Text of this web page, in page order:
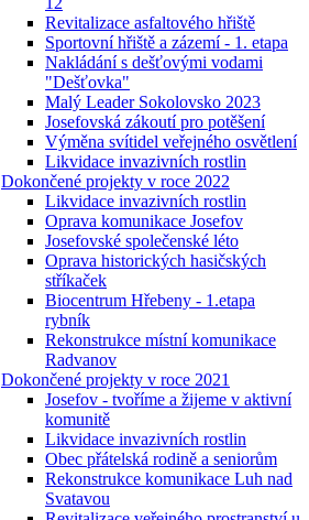
Revitalizace asfaltového hřiště
Sportovní hřiště a zázemí - 1. etapa
Nakládání s dešťovými vodami
"Dešťovka"
Malý Leader Sokolovsko 2023
Josefovská zákoutí pro potěšení
Výměna svítidel veřejného osvětlení
Likvidace invazivních rostlin
Dokončené projekty v roce 2022
Likvidace invazivních rostlin
Oprava komunikace Josefov
Josefovské společenské léto
Oprava historických hasičských
stříkaček
Biocentrum Hřebeny - 1.etapa
rybník
Rekonstrukce místní komunikace
Radvanov
Dokončené projekty v roce 2021
Josefov - tvoříme a žijeme v aktivní
komunitě
Likvidace invazivních rostlin
Obec přátelská rodině a seniorům
Rekonstrukce komunikace Luh nad
Svatavou